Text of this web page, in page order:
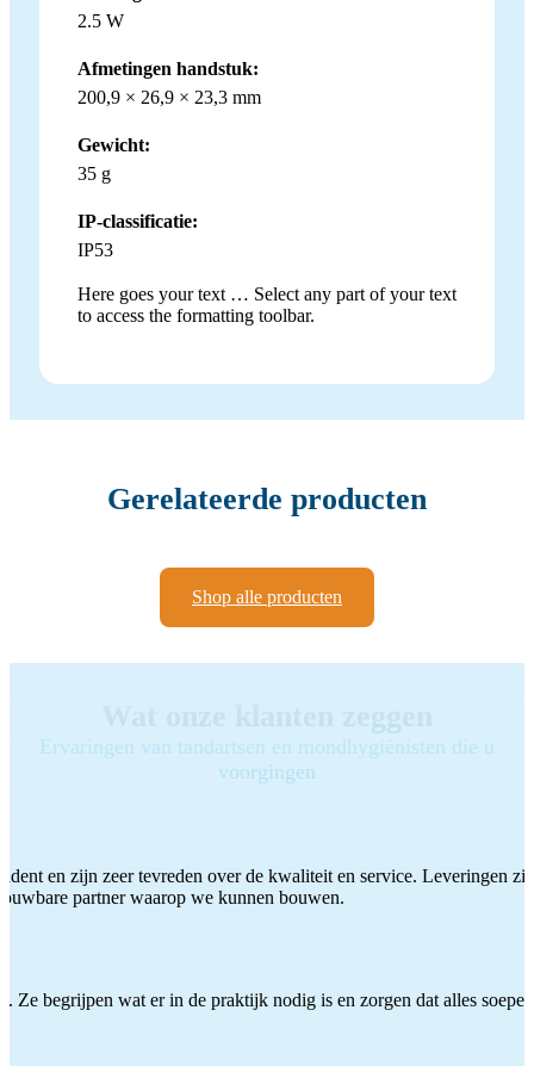
2.5 W
Afmetingen handstuk:
200,9 × 26,9 × 23,3 mm
Gewicht:
35 g
IP-classificatie:
IP53
Here goes your text … Select any part of your text
to access the formatting toolbar.
Gerelateerde producten
Shop alle producten
Ervaringen van tandartsen en mondhygiënisten die u
voorgingen
en zijn zeer tevreden over de kwaliteit en service. Leveringen
partner waarop we kunnen bouwen.
Ze begrijpen wat er in de praktijk nodig is en zorgen dat alles